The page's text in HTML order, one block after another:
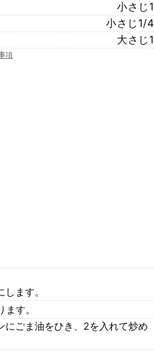
小さじ1
小さじ1/4
大さじ1
項
ます。
す。
にごま油をひき、2を入れて炒め